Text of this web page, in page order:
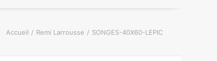
Accueil Remi Larrousse SONGES-40X60-LEPIC